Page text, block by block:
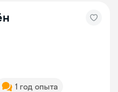
1 год опыта